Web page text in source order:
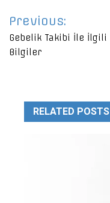
Yazı
gezinmesi
Previous:
Gebelik Takibi İle İlgili
Bilgiler
RELATED POSTS